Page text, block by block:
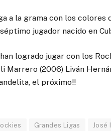
a la grama con los colores
jugador nacido en
han logrado jugar con los
Marrero (2006) Liván
el próximo!!
Grandes Ligas José